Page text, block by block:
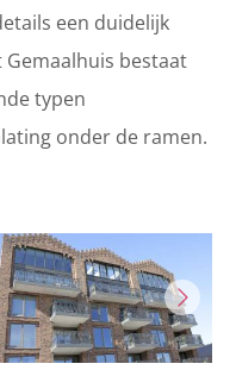
een duidelijk
bestaat
typen
onder de ramen.